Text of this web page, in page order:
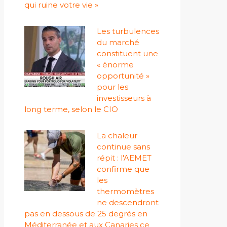
qui ruine votre vie »
Les turbulences
du marché
constituent une
« énorme
opportunité »
pour les
investisseurs à
long terme, selon le CIO
La chaleur
continue sans
répit : l'AEMET
confirme que
les
thermomètres
ne descendront
pas en dessous de 25 degrés en
Méditerranée et aux Canaries ce